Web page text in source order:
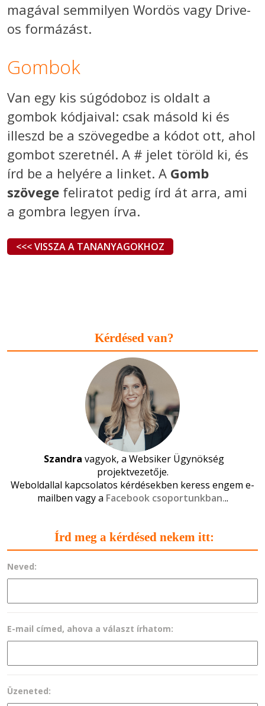
magával semmilyen Wordös vagy Drive-
os formázást.
Gombok
Van egy kis súgódoboz is oldalt a
gombok kódjaival: csak másold ki és
illeszd be a szövegedbe a kódot ott, ahol
gombot szeretnél. A # jelet töröld ki, és
írd be a helyére a linket. A Gomb
szövege feliratot pedig írd át arra, ami
a gombra legyen írva.
<<< VISSZA A TANANYAGOKHOZ
Kérdésed van?
Szandra vagyok, a Websiker Ügynökség
projektvezetője.
Weboldallal kapcsolatos kérdésekben keress engem e-
mailben vagy a Facebook csoportunkban...
Írd meg a kérdésed nekem itt:
Neved:
E-mail címed, ahova a választ írhatom:
Üzeneted: